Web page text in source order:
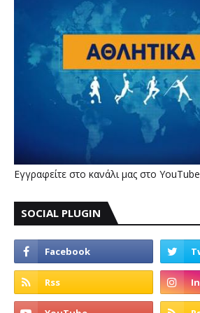
Εγγραφείτε στο κανάλι μας στο YouTube
SOCIAL PLUGIN